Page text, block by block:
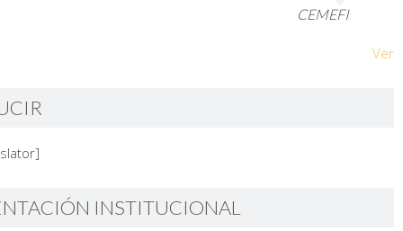
CEMEFI
Ver
INSTITUCIONAL